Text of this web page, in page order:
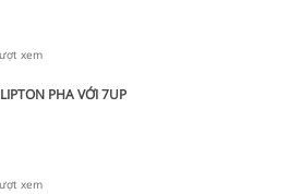
xem
PHA VỚI 7UP
xem